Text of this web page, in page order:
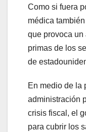
Como si fuera
médica
que provoca
primas de los
de
En medio de la
administración
crisis fiscal, el
para cubrir los